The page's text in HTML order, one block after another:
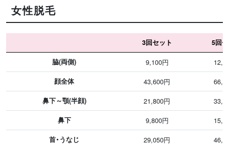
女性脱毛
3回セット 5回
脇(両側) 9,100円
顔全体 43,600円
鼻下～顎(半顔) 21,800円
鼻下 9,800円
首・うなじ 29,050円